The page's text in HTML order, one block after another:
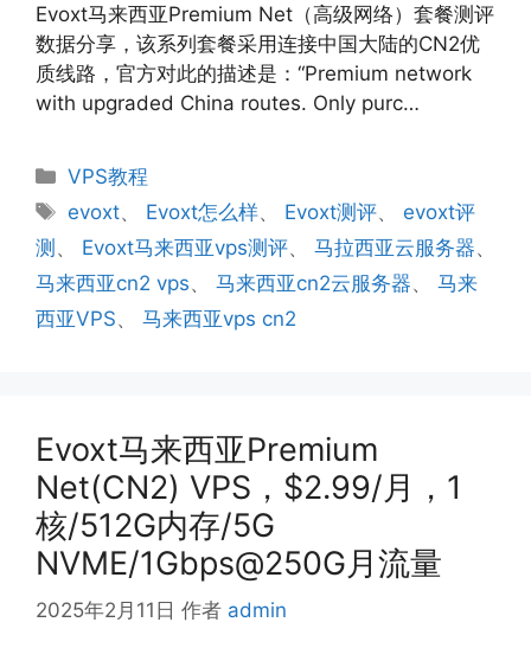
Evoxt马来西亚Premium Net（高级网络）套餐测评
数据分享，该系列套餐采用连接中国大陆的CN2优
质线路，官方对此的描述是：“Premium network
with upgraded China routes. Only purc…
分
VPS教程
标
签
evoxt、 Evoxt怎么样、 Evoxt测评、 evoxt评
测、 Evoxt马来西亚vps测评、 马拉西亚云服务器、
马来西亚cn2 vps、 马来西亚cn2云服务器、 马来
西亚VPS、 马来西亚vps cn2
Evoxt马来西亚Premium
Net(CN2) VPS，$2.99/月，1
核/512G内存/5G
NVME/1Gbps@250G月流量
2025年2月11日 作者 admin